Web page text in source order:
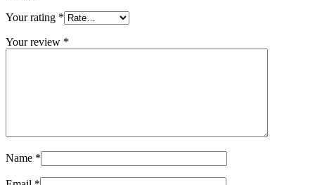
Your rating *
Your review *
Name *